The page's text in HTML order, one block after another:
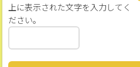
上に表示された文字を入力してく
ださい。